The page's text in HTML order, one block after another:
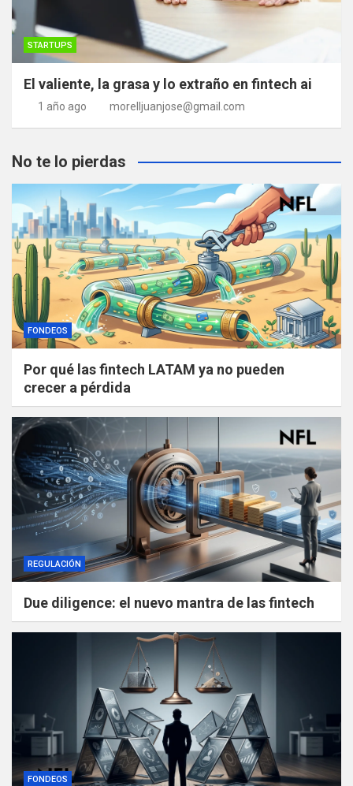
STARTUPS
El valiente, la grasa y lo extraño en fintech ai
1 año ago morelljuanjose@gmail.com
No te lo pierdas
FONDEOS
Por qué las fintech LATAM ya no pueden
crecer a pérdida
REGULACIÓN
Due diligence: el nuevo mantra de las fintech
FONDEOS